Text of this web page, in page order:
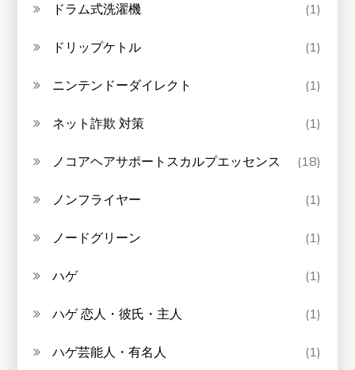
ドラム式洗濯機 (1)
ドリップケトル (1)
ニンテンドーダイレクト (1)
ネット詐欺 対策 (1)
ノコアヘアサポートスカルプエッセンス (18)
ノンフライヤー (1)
ノードグリーン (1)
ハゲ (1)
ハゲ 恋人・彼氏・主人 (1)
ハゲ芸能人・有名人 (1)